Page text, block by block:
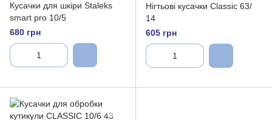
Кусачки для шкіри Staleks
smart pro 10/5
680 грн
Нігтьові кусачки Classic 63/
14
605 грн